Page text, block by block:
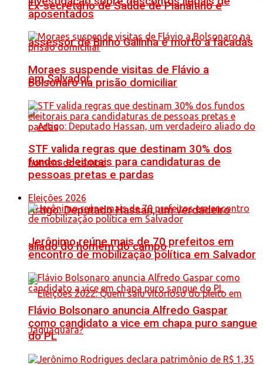
Ex-secretário de Saúde de Planaltino e
assessor de Binho Galinha é morto a facadas
em Salvador
Artigo: Deputado Hassan, um verdadeiro
aliado do homem do campo
aposentados
Moraes suspende visitas de Flávio a
Bolsonaro na prisão domiciliar
STF valida regras que destinam 30% dos
fundos eleitorais para candidaturas de
pessoas pretas e pardas
Eleições 2026
Jerônimo reúne mais de 70 prefeitos em
encontro de mobilização política em Salvador
Flávio Bolsonaro anuncia Alfredo Gaspar
como candidato a vice em chapa puro sangue
do PL